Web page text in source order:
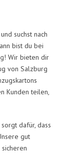
suchst nach
bist du bei
Wir bieten dir
von Salzburg
Kunden teilen,
dafür, dass
gut